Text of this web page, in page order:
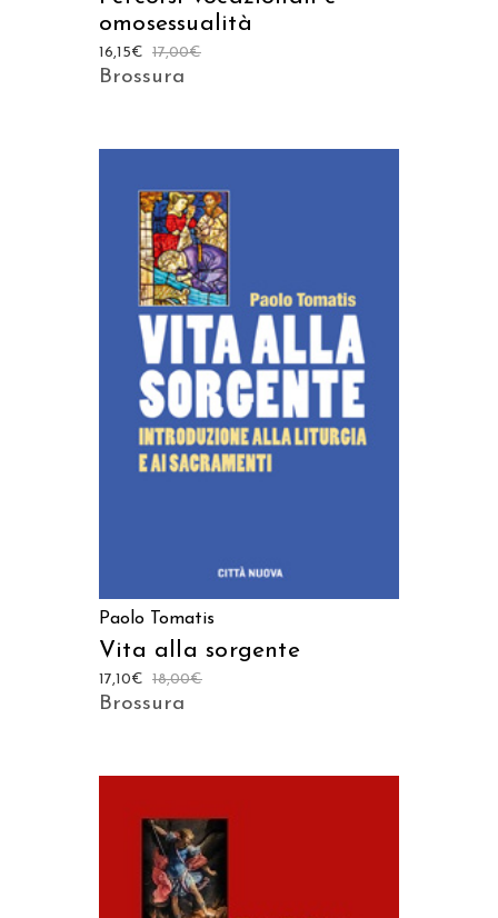
omosessualità
17,00€
16,15€
Brossura
AGGIUNGI AL CARRELLO
Paolo Tomatis
Vita alla sorgente
18,00€
17,10€
Brossura